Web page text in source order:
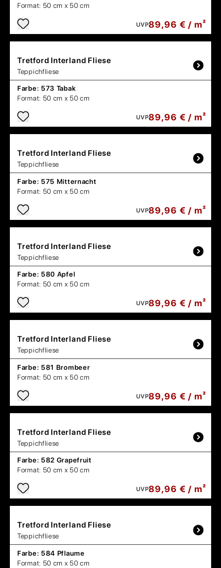
Format: 50 cm x 50 cm
UVP89,96 € / m²
Tretford Interland Fliese
Teppichfliese
Farbe: 573 Tabak
Format: 50 cm x 50 cm
UVP89,96 € / m²
Tretford Interland Fliese
Teppichfliese
Farbe: 575 Mitternacht
Format: 50 cm x 50 cm
UVP89,96 € / m²
Tretford Interland Fliese
Teppichfliese
Farbe: 580 Apfel
Format: 50 cm x 50 cm
UVP89,96 € / m²
Tretford Interland Fliese
Teppichfliese
Farbe: 581 Brombeer
Format: 50 cm x 50 cm
UVP89,96 € / m²
Tretford Interland Fliese
Teppichfliese
Farbe: 582 Grapefruit
Format: 50 cm x 50 cm
UVP89,96 € / m²
Tretford Interland Fliese
Teppichfliese
Farbe: 584 Pflaume
Format: 50 cm x 50 cm